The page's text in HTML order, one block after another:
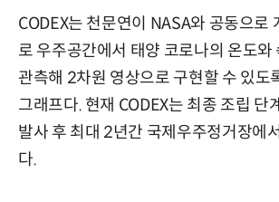
CODEX는 천문연이 NASA와 공동으로
로 우주공간에서 태양 코로나의 온도와
관측해 2차원 영상으로 구현할 수 있도
그래프다. 현재 CODEX는 최종 조립 단
발사 후 최대 2년간 국제우주정거장에
다.